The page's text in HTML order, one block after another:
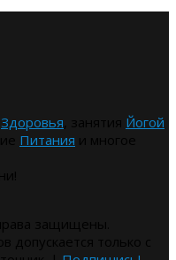
Здоровья
Йогой
Питания